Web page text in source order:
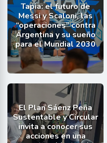
Tapia: el futuro de
Messi y Scaloni, las
“operaciones” contra
Argentina y su sueño
para el Mundial 2030
El Plan Sáenz Peña
Sustentable y Circular
invita a conocer sus
acciones en una